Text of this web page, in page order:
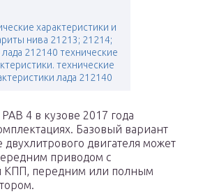
характеристики и
нива 21213; 21214;
лада 212140 технические
технические
лада 212140
4 в кузове 2017 года
Базовый вариант
двигателя может
приводом с
КПП, передним или полным